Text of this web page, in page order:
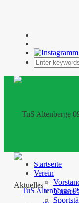
Startseite
Verein
Unsere
Aktuelles